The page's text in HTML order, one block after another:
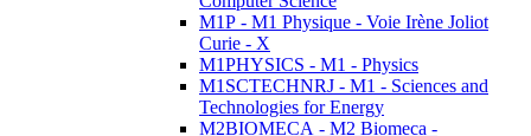
M1P - M1 Physique - Voie Irène Joliot
Curie - X
M1PHYSICS - M1 - Physics
M1SCTECHNRJ - M1 - Sciences and
Technologies for Energy
M2BIOMECA - M2 Biomeca -